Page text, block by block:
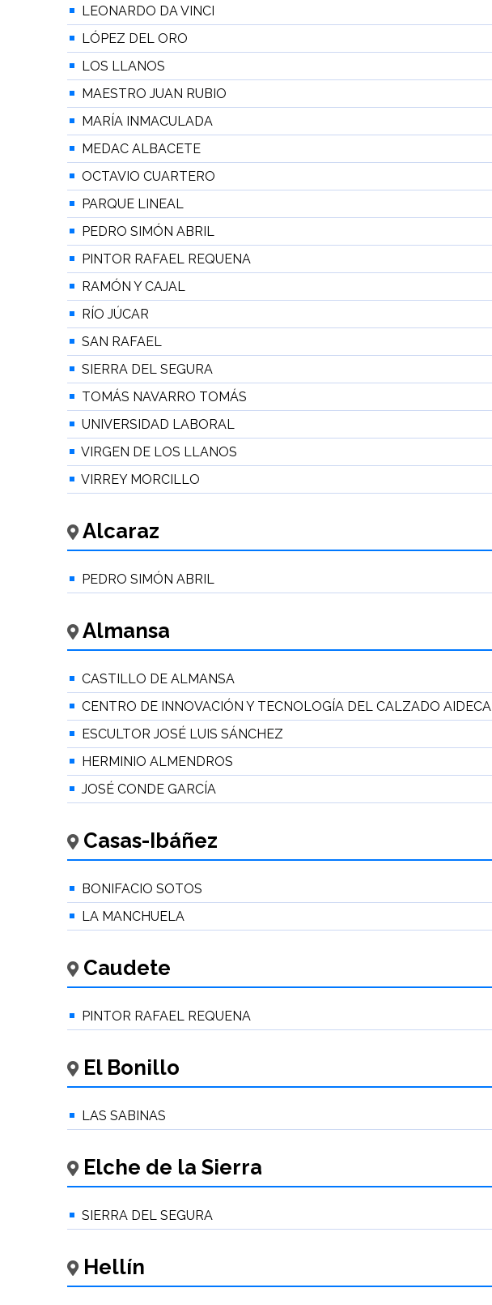
LEONARDO DA VINCI
LÓPEZ DEL ORO
LOS LLANOS
MAESTRO JUAN RUBIO
MARÍA INMACULADA
MEDAC ALBACETE
OCTAVIO CUARTERO
PARQUE LINEAL
PEDRO SIMÓN ABRIL
PINTOR RAFAEL REQUENA
RAMÓN Y CAJAL
RÍO JÚCAR
SAN RAFAEL
SIERRA DEL SEGURA
TOMÁS NAVARRO TOMÁS
UNIVERSIDAD LABORAL
VIRGEN DE LOS LLANOS
VIRREY MORCILLO
Alcaraz
PEDRO SIMÓN ABRIL
Almansa
CASTILLO DE ALMANSA
CENTRO DE INNOVACIÓN Y TECNOLOGÍA DEL CALZADO AIDECA
ESCULTOR JOSÉ LUIS SÁNCHEZ
HERMINIO ALMENDROS
JOSÉ CONDE GARCÍA
Casas-Ibáñez
BONIFACIO SOTOS
LA MANCHUELA
Caudete
PINTOR RAFAEL REQUENA
El Bonillo
LAS SABINAS
Elche de la Sierra
SIERRA DEL SEGURA
Hellín